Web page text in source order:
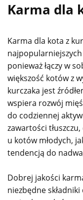
Karma dla
Karma dla kota z
ponieważ łączy w
większość kotów z
kurczaka jest
wspiera rozwój
do codziennej
zawartości
u kotów młodych,
tendencją do
Dobrej jakości
niezbędne